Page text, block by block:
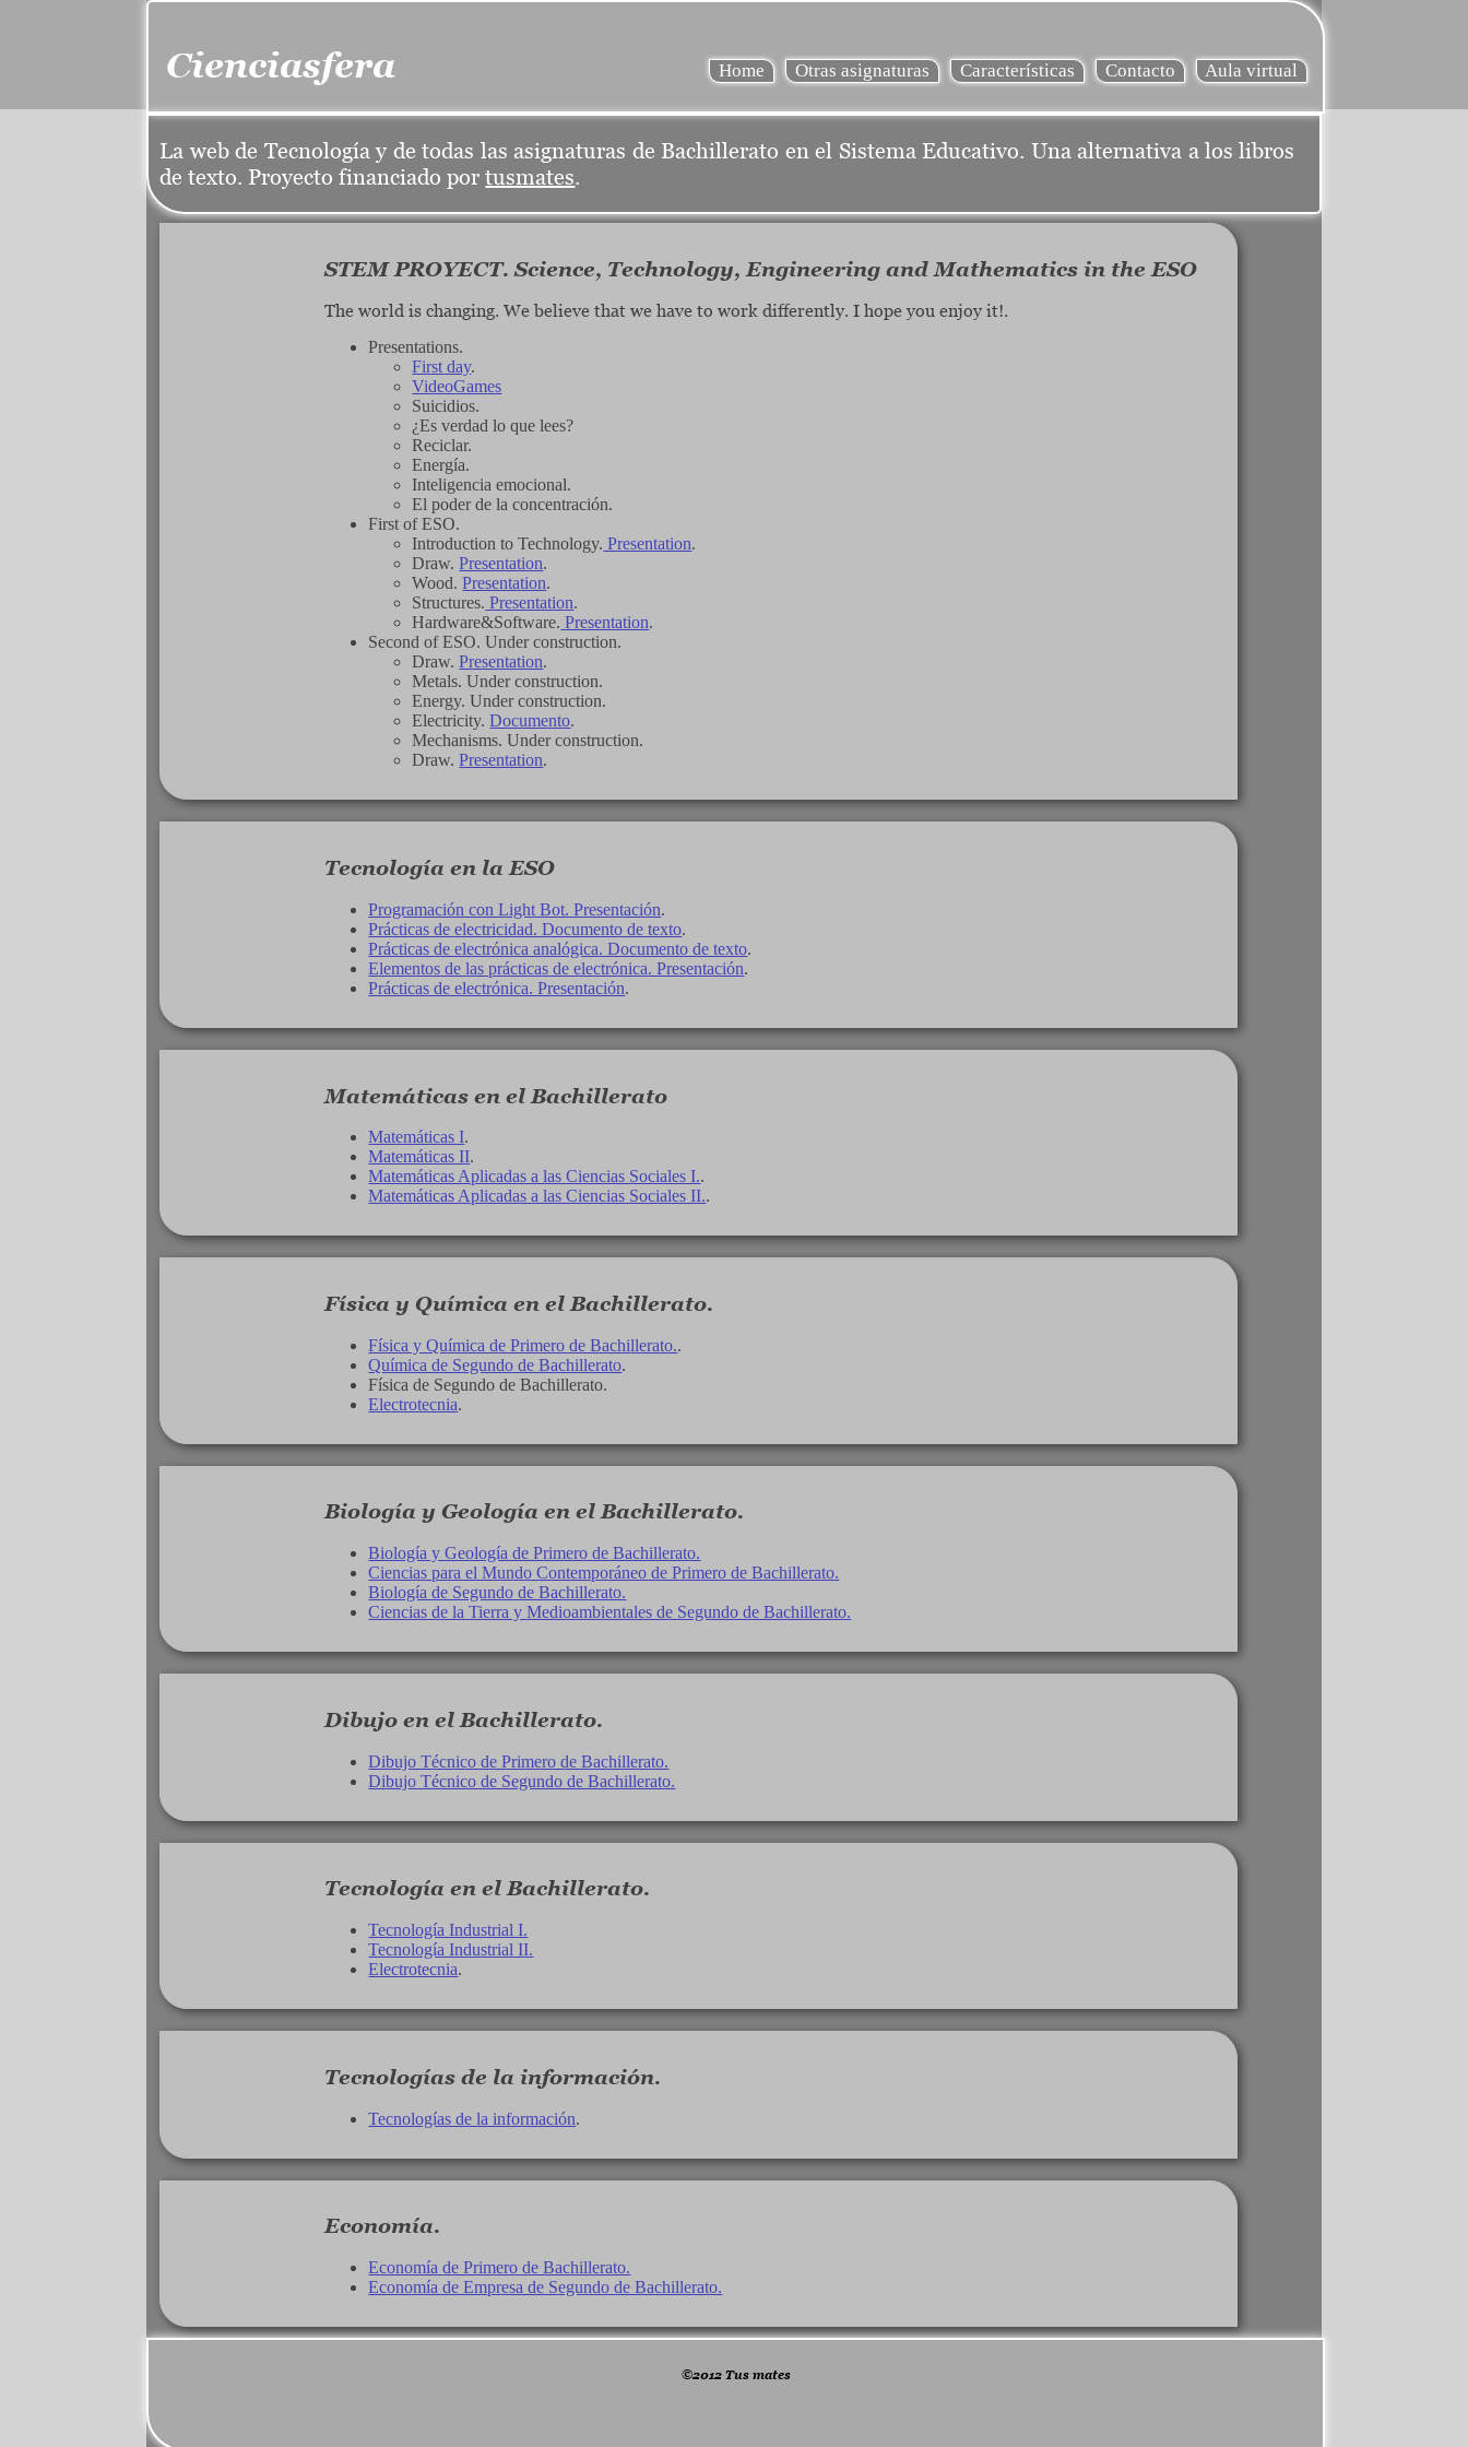
Cienciasfera Aula virtual
Contacto
Características
Otras asignaturas
Home
La web de Tecnología y de todas las asignaturas de Bachillerato en el Sistema Educativo. Una alternativa a los libros
de texto. Proyecto financiado portusmates.
STEM PROYECT. Science, Technology, Engineering and Mathematics in the ESO
The world is changing. We believe that we have to work differently. I hope you enjoy it!.
Presentations.
First day.
VideoGames
Suicidios.
¿Es verdad lo que lees?
Reciclar.
Energía.
Inteligencia emocional.
El poder de la concentración.
First of ESO.
Introduction to Technology. Presentation.
Draw.Presentation.
Wood.Presentation.
Structures. Presentation.
Hardware&Software. Presentation.
Second of ESO. Under construction.
Draw.Presentation.
Metals. Under construction.
Energy. Under construction.
Electricity.Documento.
Mechanisms. Under construction.
Draw.Presentation.
Tecnología en la ESO
Programación con Light Bot. Presentación.
Prácticas de electricidad. Documento de texto.
Prácticas de electrónica analógica. Documento de texto.
Elementos de las prácticas de electrónica. Presentación.
Prácticas de electrónica. Presentación.
Matemáticas en el Bachillerato
Matemáticas I.
Matemáticas II.
Matemáticas Aplicadas a las Ciencias Sociales I..
Matemáticas Aplicadas a las Ciencias Sociales II..
Física y Química en el Bachillerato.
Física y Química de Primero de Bachillerato..
Química de Segundo de Bachillerato.
Física de Segundo de Bachillerato.
Electrotecnia.
Biología y Geología en el Bachillerato.
Biología y Geología de Primero de Bachillerato.
Ciencias para el Mundo Contemporáneo de Primero de Bachillerato.
Biología de Segundo de Bachillerato.
Ciencias de la Tierra y Medioambientales de Segundo de Bachillerato.
Dibujo en el Bachillerato.
Dibujo Técnico de Primero de Bachillerato.
Dibujo Técnico de Segundo de Bachillerato.
Tecnología en el Bachillerato.
Tecnología Industrial I.
Tecnología Industrial II.
Electrotecnia.
Tecnologías de la información.
Tecnologías de la información.
Economía.
Economía de Primero de Bachillerato.
Economía de Empresa de Segundo de Bachillerato.
©2012 Tus mates